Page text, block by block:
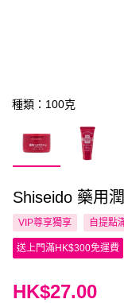
種類：100克
Shiseido 藥用
VIP尊享獨享 自提點
送上門滿HK$300免運費
HK$27.00